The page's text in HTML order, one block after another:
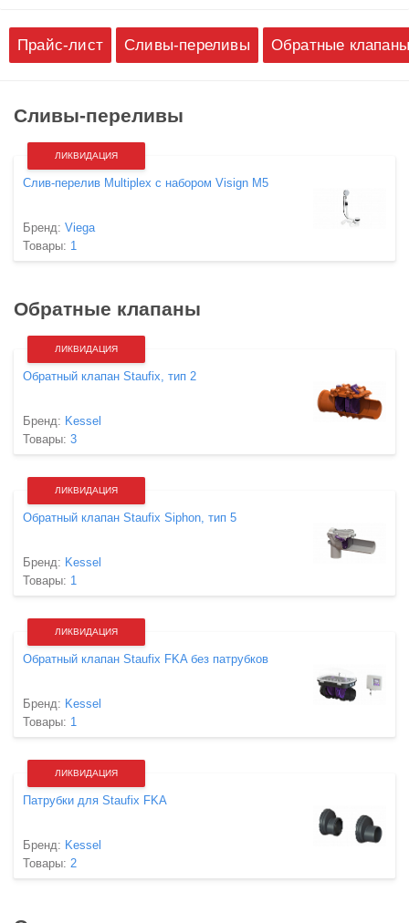
Прайс-лист Сливы-переливы Обратные
Сливы-переливы
ЛИКВИДАЦИЯ
Слив-перелив Multiplex с набором Visign M5
Бренд: Viega
Товары: 1
Обратные клапаны
ЛИКВИДАЦИЯ
Обратный клапан Staufix, тип 2
Бренд: Kessel
Товары: 3
ЛИКВИДАЦИЯ
Обратный клапан Staufix Siphon, тип 5
Бренд: Kessel
Товары: 1
ЛИКВИДАЦИЯ
Обратный клапан Staufix FKA без патрубков
Бренд: Kessel
Товары: 1
ЛИКВИДАЦИЯ
Патрубки для Staufix FKA
Бренд: Kessel
Товары: 2